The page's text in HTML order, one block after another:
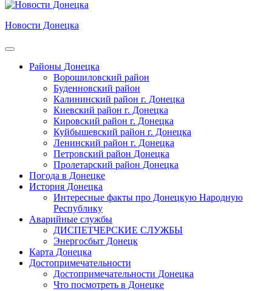
Новости Донецка
Районы Донецка
Ворошиловский район
Буденновский район
Калининский район г. Донецка
Киевский район г. Донецка
Кировский район г. Донецка
Куйбышевский район г. Донецка
Ленинский район г. Донецка
Петровский район Донецка
Пролетарский район Донецка
Погода в Донецке
История Донецка
Интересные факты про Донецкую Народную
Республику
Аварийные службы
ДИСПЕТЧЕРСКИЕ СЛУЖБЫ
Энергосбыт Донецк
Карта Донецка
Достопримечательности
Достопримечательности Донецка
Что посмотреть в Донецке